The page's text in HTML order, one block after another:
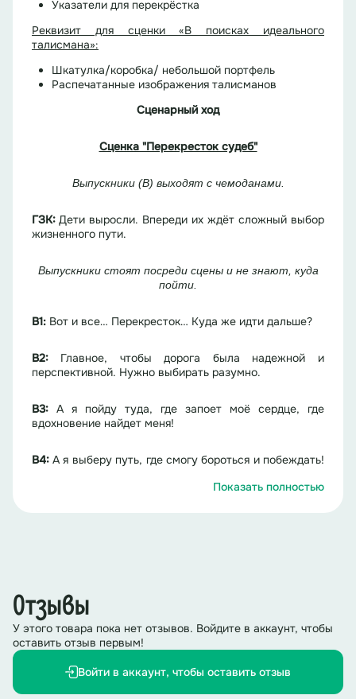
Указатели для перекрёстка
Реквизит для сценки «В поисках идеального
талисмана»:
Шкатулка/коробка/ небольшой портфель
Распечатанные изображения талисманов
Сценарный ход
Сценка "Перекресток судеб"
Выпускники (В) выходят с чемоданами.
ГЗК: Дети выросли. Впереди их ждёт сложный выбор
жизненного пути.
Выпускники стоят посреди сцены и не знают куда
пойти
В1: Вот и все… Перекресток… Куда же идти дальше?
В2: Главное, чтобы дорога была надежной и
перспективной. Нужно выбирать разумно.
В3: А я пойду туда, где запоет моё сердце, где
вдохновение найдет меня!
В4: А я выберу путь, где смогу бороться и побеждать!
В5: Теперь каждый из вас видит, в какую сторону
следует идти. Можно отправляться в путь!
Выпускники почти расходятся по разным дорогам,
Показать полностью
Отзывы
У этого товара пока нет отзывов. Войдите в аккаунт, чтобы
оставить отзыв первым!
Войти в аккаунт, чтобы оставить отзыв